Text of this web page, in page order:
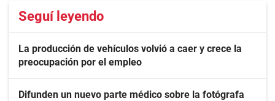
Seguí leyendo
La producción de vehículos volvió a caer y crece la
preocupación por el empleo
Difunden un nuevo parte médico sobre la fotógrafa